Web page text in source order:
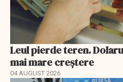
Leul pierde teren.
mai mare creștere
04 AUGUST 2026